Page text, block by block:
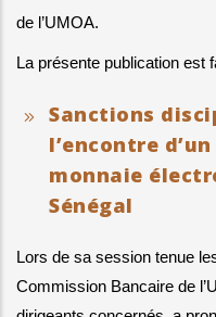
de l’UMOA.
La présente publication est
Sanctions
l’encontre
monnaie
Sénégal
Lors de sa session tenue
Commission Bancaire de